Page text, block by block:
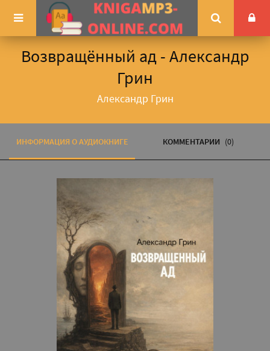
Возвращённый ад - Александр
Грин
Александр Грин
ИНФОРМАЦИЯ О АУДИОКНИГЕ КОММЕНТАРИИ (0)